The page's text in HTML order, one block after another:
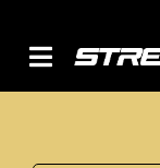
content
Toggle